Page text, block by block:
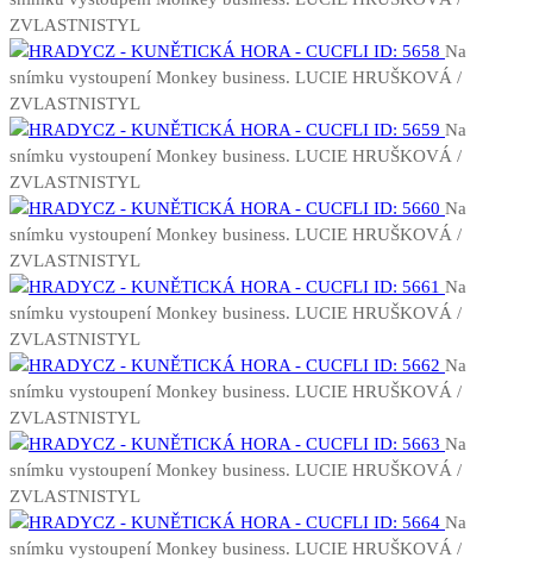
ZVLASTNISTYL
Na
snímku vystoupení Monkey business. LUCIE HRUŠKOVÁ /
ZVLASTNISTYL
Na
snímku vystoupení Monkey business. LUCIE HRUŠKOVÁ /
ZVLASTNISTYL
Na
snímku vystoupení Monkey business. LUCIE HRUŠKOVÁ /
ZVLASTNISTYL
Na
snímku vystoupení Monkey business. LUCIE HRUŠKOVÁ /
ZVLASTNISTYL
Na
snímku vystoupení Monkey business. LUCIE HRUŠKOVÁ /
ZVLASTNISTYL
Na
snímku vystoupení Monkey business. LUCIE HRUŠKOVÁ /
ZVLASTNISTYL
Na
snímku vystoupení Monkey business. LUCIE HRUŠKOVÁ /